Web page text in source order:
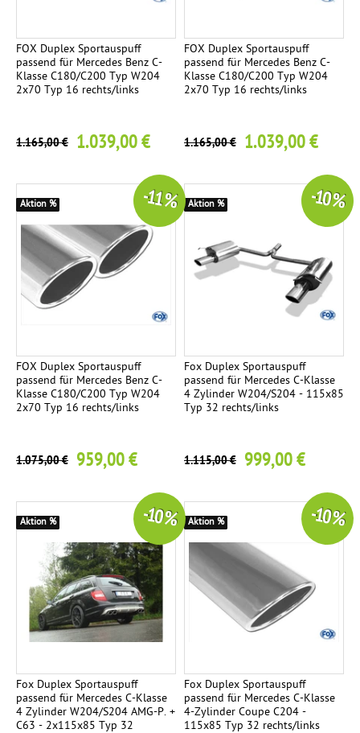
FOX Duplex Sportauspuff
passend für Mercedes Benz C-
Klasse C180/C200 Typ W204
2x70 Typ 16 rechts/links
1.165,00 € 1.039,00 €
FOX Duplex Sportauspuff
passend für Mercedes Benz C-
Klasse C180/C200 Typ W204
2x70 Typ 16 rechts/links
1.165,00 € 1.039,00 €
FOX Duplex Sportauspuff
passend für Mercedes Benz C-
Klasse C180/C200 Typ W204
2x70 Typ 16 rechts/links
1.075,00 € 959,00 €
-11 %
Aktion %
Fox Duplex Sportauspuff
passend für Mercedes C-Klasse
4 Zylinder W204/S204 - 115x85
Typ 32 rechts/links
1.115,00 € 999,00 €
-10 %
Aktion %
Fox Duplex Sportauspuff
passend für Mercedes C-Klasse
4 Zylinder W204/S204 AMG-P. +
C63 - 2x115x85 Typ 32
-10 %
Aktion %
Fox Duplex Sportauspuff
passend für Mercedes C-Klasse
4-Zylinder Coupe C204 -
115x85 Typ 32 rechts/links
-10 %
Aktion %